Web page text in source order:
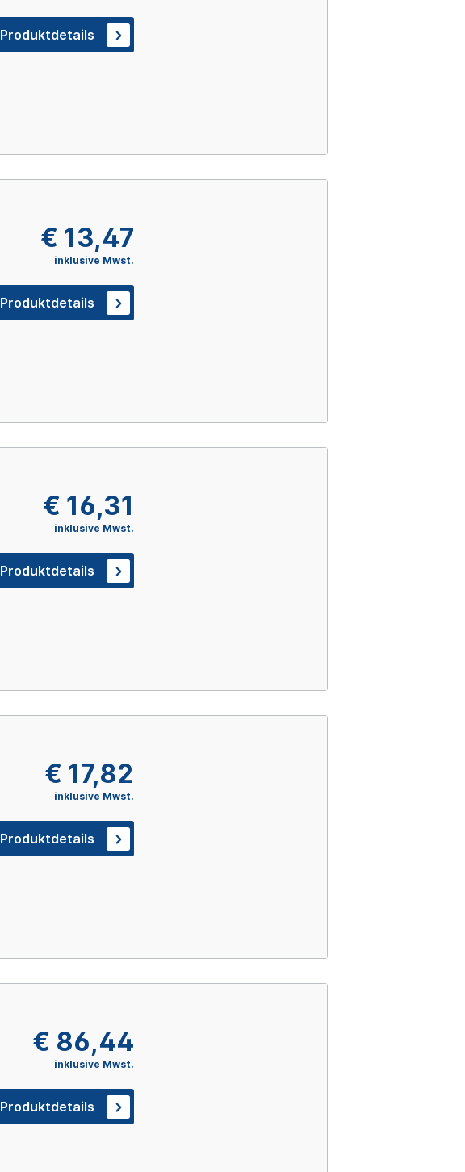
Produktdetails
€ 13,47
inklusive Mwst.
Produktdetails
€ 16,31
inklusive Mwst.
Produktdetails
€ 17,82
inklusive Mwst.
Produktdetails
€ 86,44
inklusive Mwst.
Produktdetails